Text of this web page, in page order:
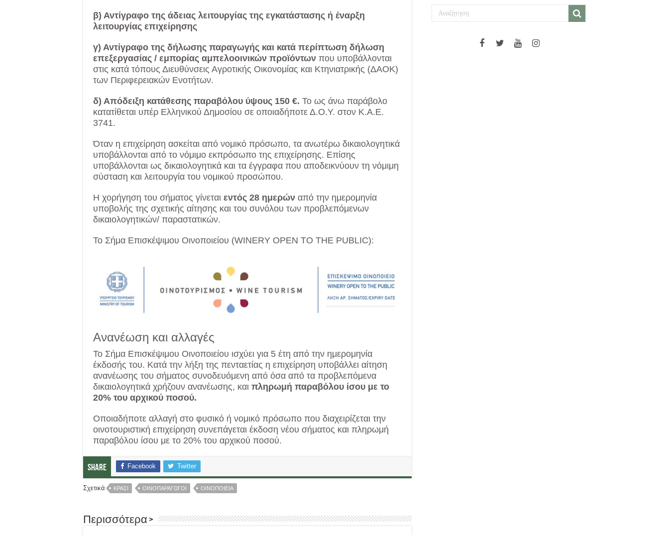
β) Αντίγραφο της άδειας λειτουργίας της εγκατάστασης ή έναρξη
λειτουργίας επιχείρησης
γ) Αντίγραφο της δήλωσης παραγωγής και κατά περίπτωση δήλωση
επεξεργασίας / εμπορίας αμπελοοινικών προϊόντων που υποβάλλονται
στις κατά τόπους Διευθύνσεις Αγροτικής Οικονομίας και Κτηνιατρικής (ΔΑΟΚ)
των Περιφερειακών Ενοτήτων.
δ) Απόδειξη κατάθεσης παραβόλου ύψους 150 €. Το ως άνω παράβολο
κατατίθεται υπέρ Ελληνικού Δημοσίου σε οποιαδήποτε Δ.Ο.Υ. στον Κ.Α.Ε.
3741.
Όταν η επιχείρηση ασκείται από νομικό πρόσωπο, τα ανωτέρω δικαιολογητικά
υποβάλλονται από το νόμιμο εκπρόσωπο της επιχείρησης. Επίσης
υποβάλλονται ως δικαιολογητικά και τα έγγραφα που αποδεικνύουν τη νόμιμη
σύσταση και λειτουργία του νομικού προσώπου.
Η χορήγηση του σήματος γίνεται εντός 28 ημερών από την ημερομηνία
υποβολής της σχετικής αίτησης και του συνόλου των προβλεπόμενων
δικαιολογητικών/ παραστατικών.
Το Σήμα Επισκέψιμου Οινοποιείου (WINERY OPEN TO THE PUBLIC):
Ανανέωση και αλλαγές
Το Σήμα Επισκέψιμου Οινοποιείου ισχύει για 5 έτη από την ημερομηνία
έκδοσής του. Κατά την λήξη της πενταετίας η επιχείρηση υποβάλλει αίτηση
ανανέωσης του σήματος συνοδευόμενη από όσα από τα προβλεπόμενα
δικαιολογητικά χρήζουν ανανέωσης, και πληρωμή παραβόλου ίσου με το
20% του αρχικού ποσού.
Οποιαδήποτε αλλαγή στο φυσικό ή νομικό πρόσωπο που διαχειρίζεται την
οινοτουριστική επιχείρηση συνεπάγεται έκδοση νέου σήματος και πληρωμή
παραβόλου ίσου με το 20% του αρχικού ποσού.
Share Facebook Twitter
Σχετικά ΚΡΑΣΙ ΟΙΝΟΠΑΡΑΓΩΓΟΙ ΟΙΝΟΠΟΙΕΙΑ
Περισσότερα >